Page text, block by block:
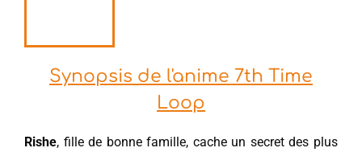
Synopsis de l'anime 7th Time
Loop
Rishe, fille de bonne famille, cache un secret des plus